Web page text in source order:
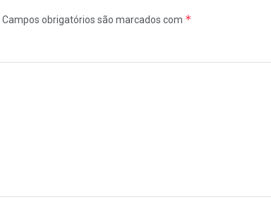
Campos obrigatórios são marcados com *